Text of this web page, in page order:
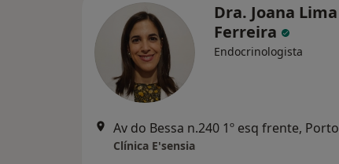
Dra. Joana Lima
Ferreira
Endocrinologista
Av do Bessa n.240 1º esq frente, Porto
Clínica E'sensia